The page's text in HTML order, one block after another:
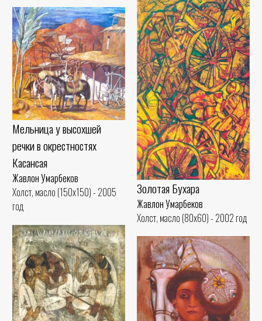
Золотая Бухара
Жавлон Умарбеков
Холст, масло (80x60) - 2002 год
Мельница у высохшей
речки в окрестностях
Касансая
Жавлон Умарбеков
Холст, масло (150x150) - 2005
год